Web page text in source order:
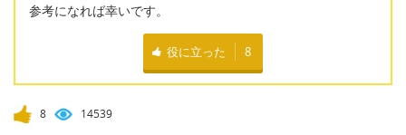
参考になれば幸いです。
役に立った 8
8 14539